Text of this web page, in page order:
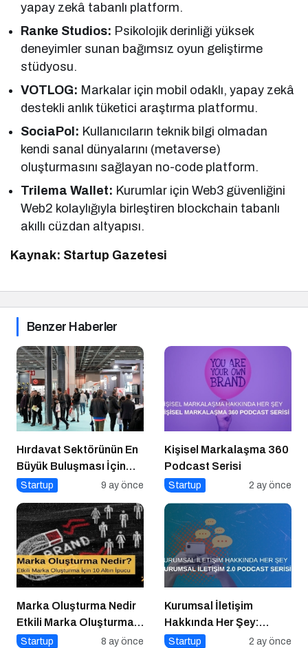
yapay zekâ tabanlı platform.
Ranke Studios: Psikolojik derinliği yüksek
deneyimler sunan bağımsız oyun geliştirme
stüdyosu.
VOTLOG: Markalar için mobil odaklı, yapay zekâ
destekli anlık tüketici araştırma platformu.
SociaPol: Kullanıcıların teknik bilgi olmadan
kendi sanal dünyalarını (metaverse)
oluşturmasını sağlayan no-code platform.
Trilema Wallet: Kurumlar için Web3 güvenliğini
Web2 kolaylığıyla birleştiren blockchain tabanlı
akıllı cüzdan altyapısı.
Kaynak: Startup Gazetesi
Benzer Haberler
Hırdavat Sektörünün En
Büyük Buluşması İçin
İstanbul Hazır!
Startup 9 ay önce
Kişisel Markalaşma 360
Podcast Serisi
Startup 2 ay önce
Marka Oluşturma Nedir
Etkili Marka Oluşturma
için 10 Altın İpucu
Startup 8 ay önce
Kurumsal İletişim
Hakkında Her Şey:
Kurumsal İletişim 2.0
Startup 2 ay önce